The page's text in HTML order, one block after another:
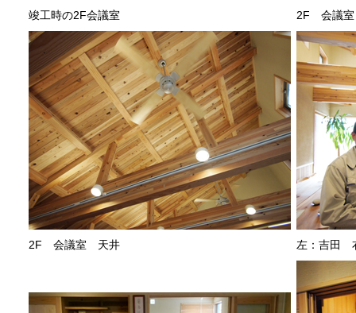
竣工時の2F会議室 2F 会議室
2F 会議室 天井 左：吉田